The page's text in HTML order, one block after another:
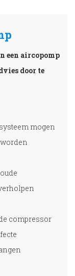
een aircopomp
door te
mogen
compressor